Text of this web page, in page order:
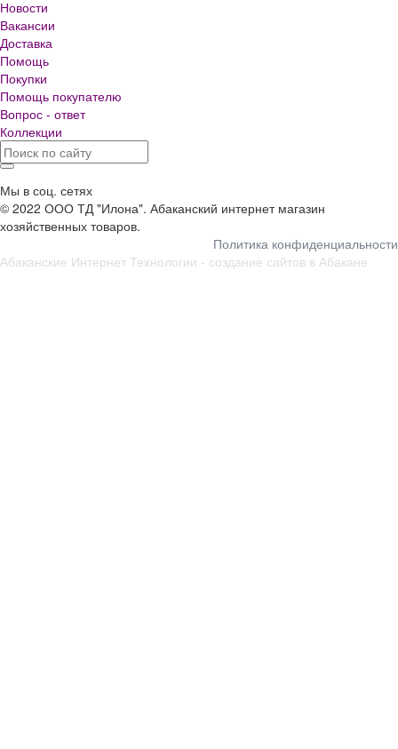
Новости
Вакансии
Доставка
Помощь
Покупки
Помощь покупателю
Вопрос - ответ
Коллекции
Мы в соц. сетях
© 2022 ООО ТД "Илона". Абаканский интернет магазин
хозяйственных товаров.
Политика конфиденциальности
Абаканские Интернет Технологии - создание сайтов в Абакане